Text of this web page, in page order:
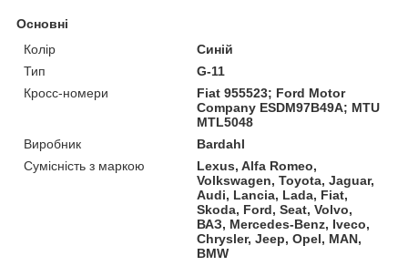
Основні
Колір
Синій
Тип
G-11
Кросс-номери
Fiat 955523; Ford Motor
Company ESDM97B49A; MTU
MTL5048
Виробник
Bardahl
Сумісність з маркою
Lexus, Alfa Romeo,
Volkswagen, Toyota, Jaguar,
Audi, Lancia, Lada, Fiat,
Skoda, Ford, Seat, Volvo,
ВАЗ, Mercedes-Benz, Iveco,
Chrysler, Jeep, Opel, MAN,
BMW